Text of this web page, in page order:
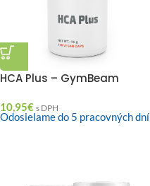
HCA Plus – GymBeam
10,95€ s DPH
Odosielame do 5 pracovných dní